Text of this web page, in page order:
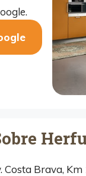
Brava,